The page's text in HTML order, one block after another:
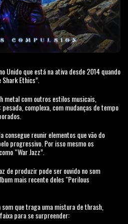
Unido que está na ativa desde 2014 quando
Ethics”.
metal com outros estilos musicais,
complexa, com mudanças de tempo
consegue reunir elementos que vão do
progressivo. Por isso mesmo os
“War Jazz”.
de produzir pode ser ouvido no som
mais recente deles "Perilous
som que traga uma mistura de thrash,
para se surpreender: